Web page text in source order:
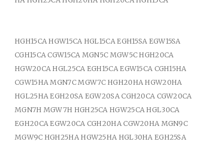
HGH15CA HGW15CA HGL15CA EGH15SA EGW15SA
CGH15CA CGW15CA MGN5C MGW5C HGH20CA
HGW20CA HGL25CA EGH15CA EGW15CA CGH15HA
CGW15HA MGN7C MGW7C HGH20HA HGW20HA
HGL25HA EGH20SA EGW20SA CGH20CA CGW20CA
MGN7H MGW7H HGH25CA HGW25CA HGL30CA
EGH20CA EGW20CA CGH20HA CGW20HA MGN9C
MGW9C HGH25HA HGW25HA HGL30HA EGH25SA